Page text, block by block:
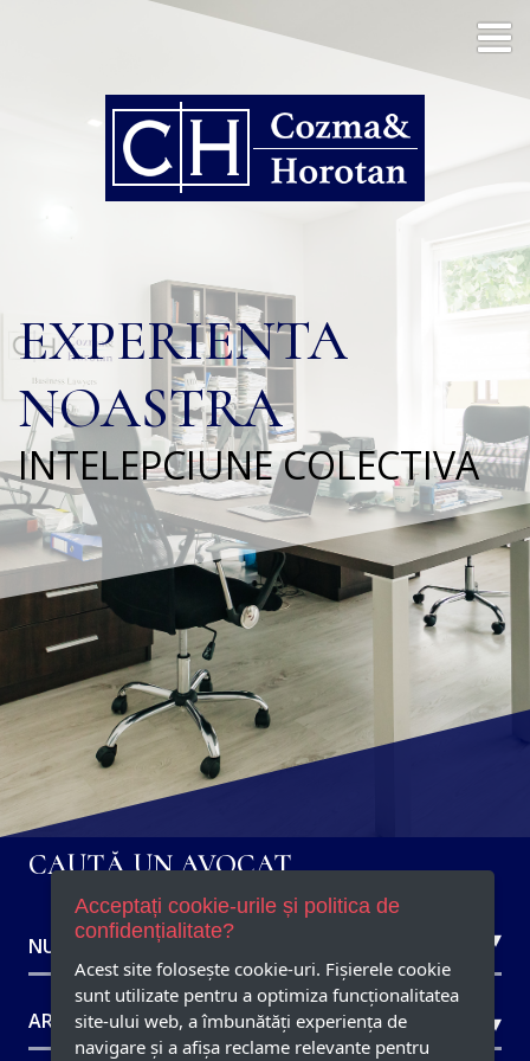
EXPERIENTA
NOASTRA
INTELEPCIUNE COLECTIVA
CAUTĂ UN AVOCAT
Acceptați cookie-urile și politica de
confidențialitate?
Acest site foloseşte cookie-uri. Fișierele cookie
sunt utilizate pentru a optimiza funcţionalitatea
site-ului web, a îmbunătăţi experienţa de
navigare şi a afişa reclame relevante pentru